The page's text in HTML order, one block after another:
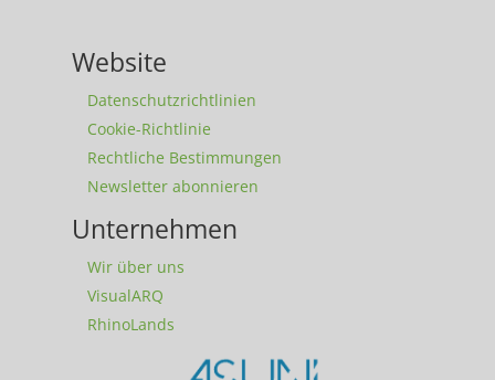
Website
Datenschutzrichtlinien
Cookie-Richtlinie
Rechtliche Bestimmungen
Newsletter abonnieren
Unternehmen
Wir über uns
VisualARQ
RhinoLands